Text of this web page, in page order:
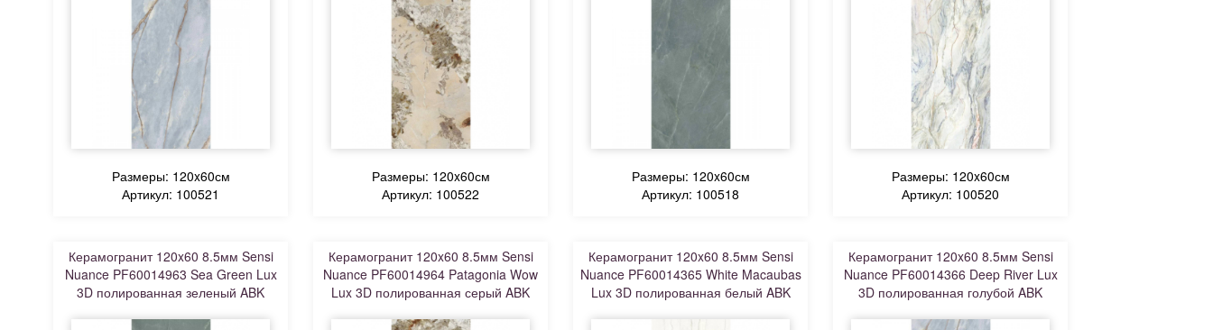
Размеры: 120x60см
Артикул: 100521
Размеры: 120x60см
Артикул: 100522
Размеры: 120x60см
Артикул: 100518
Размеры: 120x60см
Артикул: 100520
Керамогранит 120x60 8.5мм Sensi
Nuance PF60014963 Sea Green Lux
3D полированная зеленый ABK
Керамогранит 120x60 8.5мм Sensi
Nuance PF60014964 Patagonia Wow
Lux 3D полированная серый ABK
Керамогранит 120x60 8.5мм Sensi
Nuance PF60014365 White Macaubas
Lux 3D полированная белый ABK
Керамогранит 120x60 8.5мм Sensi
Nuance PF60014366 Deep River Lux
3D полированная голубой ABK